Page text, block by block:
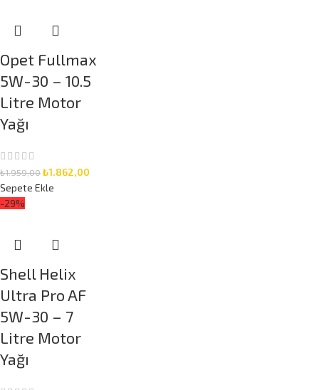
Opet Fullmax
5W-30 – 10.5
Litre Motor
Yağı
₺1.959,00₺1.862,00
Sepete Ekle
-29%
Shell Helix
Ultra Pro AF
5W-30 – 7
Litre Motor
Yağı